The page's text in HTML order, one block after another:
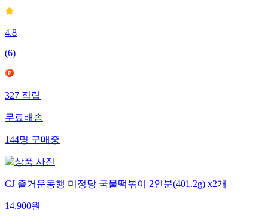
4.8
(6)
327적립
무료배송
144명구매중
CJ 즐거운동행 미정당 국물떡볶이 2인분(401.2g) x2개
14,900원